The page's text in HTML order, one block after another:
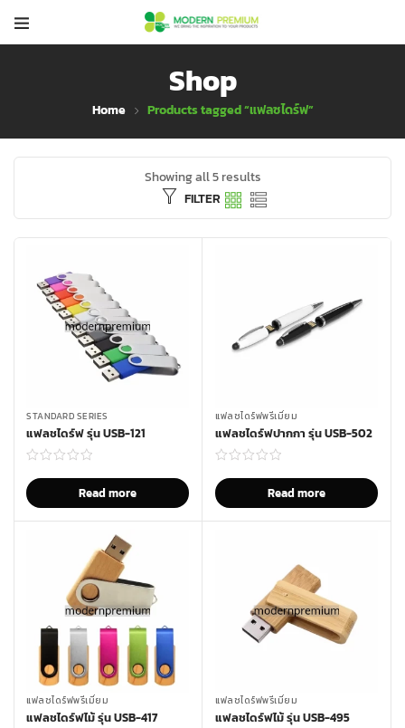
Shop
Home Products tagged “แฟลซไดร์ฟ”
Showing all 5 results
FILTER
STANDARD SERIES
แฟลชไดร์ฟ รุ่น USB-121
Read more
แฟลชไดร์ฟพรีเมี่ยม
แฟลชไดร์ฟปากกา รุ่น USB-502
Read more
แฟลชไดร์ฟพรีเมี่ยม
แฟลชไดร์ฟไม้ รุ่น USB-417
แฟลชไดร์ฟพรีเมี่ยม
แฟลชไดร์ฟไม้ รุ่น USB-495